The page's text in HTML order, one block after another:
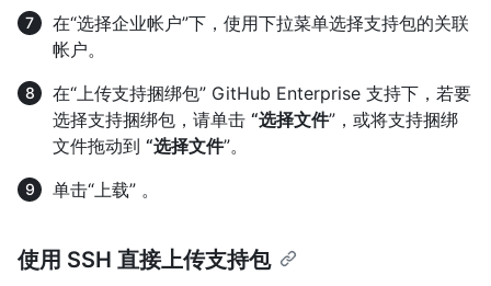
在“选择企业帐户”下，使用下拉菜单选择支持包的关联
帐户。
在“上传支持捆绑包” GitHub Enterprise 支持下，若要
选择支持捆绑包，请单击 “选择文件”，或将支持捆绑
文件拖动到 “选择文件”。
单击“上载” 。
使用 SSH 直接上传支持包